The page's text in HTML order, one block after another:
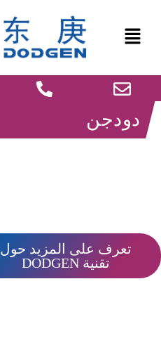
دودجن
تعرف على المزيد حول
تقنية DODGEN